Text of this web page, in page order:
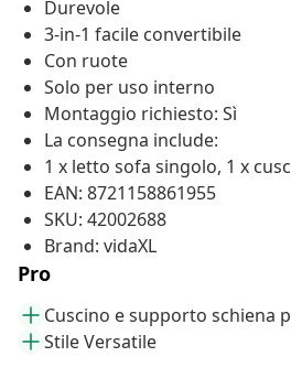
Durevole
3-in-1 facile convertibile
Con ruote
Solo per uso interno
Montaggio richiesto: Sì
La consegna include:
1 x letto sofa singolo, 1 x
EAN: 8721158861955
SKU: 42002688
Brand: vidaXL
Pro
Cuscino e supporto schiena
Stile Versatile